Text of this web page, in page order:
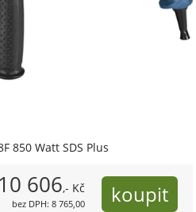
850 Watt SDS Plus
10 606,- Kč
bez DPH: 8 765,00